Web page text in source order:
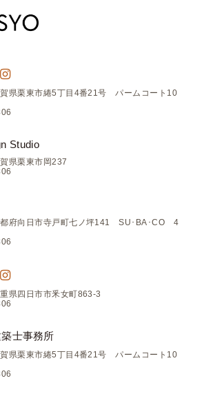
県栗東市綣5丁目4番21号 パームコート10
Studio
県栗東市岡237
府向日市寺戸町七ノ坪141 SU･BA･CO 4
県四日市市釆女町863-3
士事務所
県栗東市綣5丁目4番21号 パームコート10